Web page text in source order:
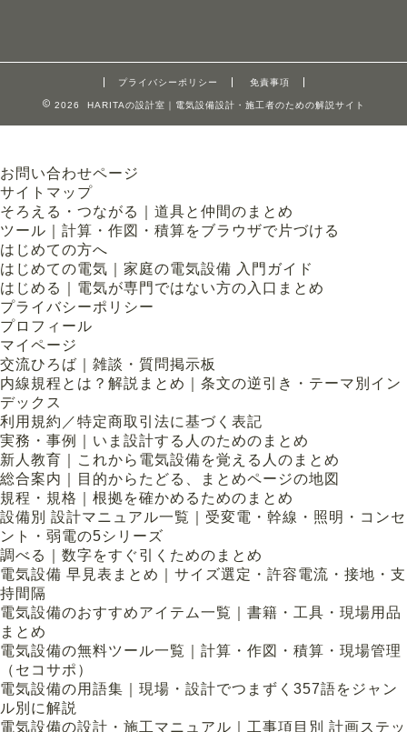
プライバシーポリシー 免責事項
2026 HARITAの設計室｜電気設備設計・施工者のための解説サイト
お問い合わせページ
サイトマップ
そろえる・つながる｜道具と仲間のまとめ
ツール｜計算・作図・積算をブラウザで片づける
はじめての方へ
はじめての電気｜家庭の電気設備 入門ガイド
はじめる｜電気が専門ではない方の入口まとめ
プライバシーポリシー
プロフィール
マイページ
交流ひろば｜雑談・質問掲示板
内線規程とは？解説まとめ｜条文の逆引き・テーマ別イン
デックス
利用規約／特定商取引法に基づく表記
実務・事例｜いま設計する人のためのまとめ
新人教育｜これから電気設備を覚える人のまとめ
総合案内｜目的からたどる、まとめページの地図
規程・規格｜根拠を確かめるためのまとめ
設備別 設計マニュアル一覧｜受変電・幹線・照明・コンセ
ント・弱電の5シリーズ
調べる｜数字をすぐ引くためのまとめ
電気設備 早見表まとめ｜サイズ選定・許容電流・接地・支
持間隔
電気設備のおすすめアイテム一覧｜書籍・工具・現場用品
まとめ
電気設備の無料ツール一覧｜計算・作図・積算・現場管理
（セコサポ）
電気設備の用語集｜現場・設計でつまずく357語をジャン
ル別に解説
電気設備の設計・施工マニュアル｜工事項目別 計画ステッ